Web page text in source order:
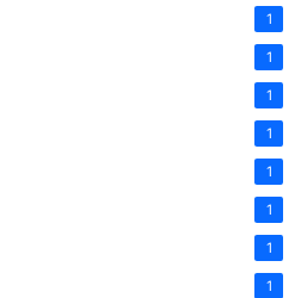
1
1
1
1
1
1
1
1